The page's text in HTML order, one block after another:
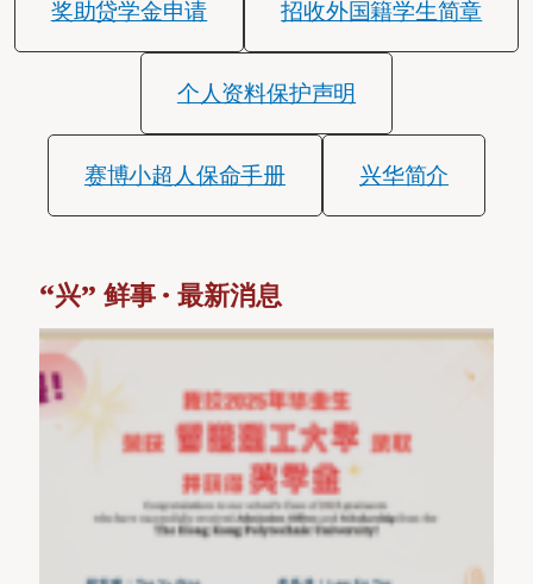
奖助贷学金申请 招收外国籍学生简章
个人资料保护声明
赛博小超人保命手册 兴华简介
“兴” 鲜事 · 最新消息